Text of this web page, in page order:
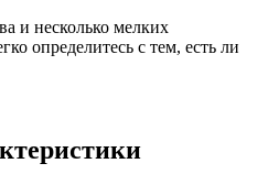
и несколько мелких
определитесь с тем, есть ли